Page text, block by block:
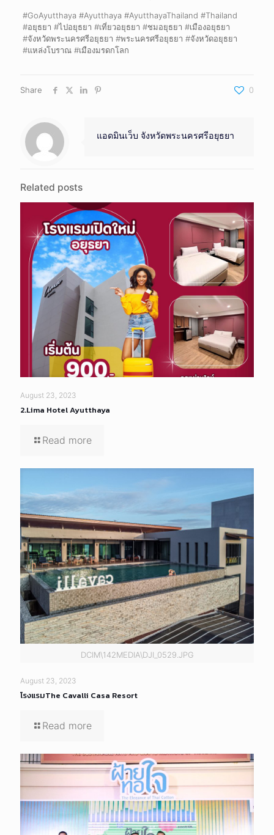
#GoAyutthaya #Ayutthaya #AyutthayaThailand #Thailand
#อยุธยา #ไปอยุธยา #เที่ยวอยุธยา #ชมอยุธยา #เมืองอยุธยา
#จังหวัดพระนครศรีอยุธยา #พระนครศรีอยุธยา #จังหวัดอยุธยา
#แหล่งโบราณ #เมืองมรดกโลก
Share 0
แอดมินเว็บ จังหวัดพระนครศรีอยุธยา
Related posts
August 23, 2023
2.Lima Hotel Ayutthaya
Read more
DCIM\142MEDIA\DJI_0529.JPG
August 23, 2023
โรงแรมThe Cavalli Casa Resort
Read more